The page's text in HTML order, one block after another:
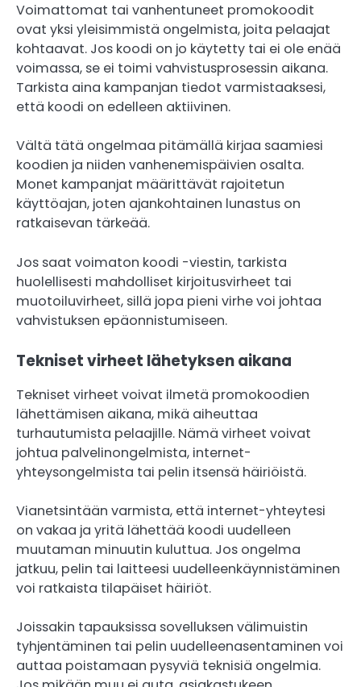
Voimattomat tai vanhentuneet promokoodit
ovat yksi yleisimmistä ongelmista, joita pelaajat
kohtaavat. Jos koodi on jo käytetty tai ei ole enää
voimassa, se ei toimi vahvistusprosessin aikana.
Tarkista aina kampanjan tiedot varmistaaksesi,
että koodi on edelleen aktiivinen.
Vältä tätä ongelmaa pitämällä kirjaa saamiesi
koodien ja niiden vanhenemispäivien osalta.
Monet kampanjat määrittävät rajoitetun
käyttöajan, joten ajankohtainen lunastus on
ratkaisevan tärkeää.
Jos saat voimaton koodi -viestin, tarkista
huolellisesti mahdolliset kirjoitusvirheet tai
muotoiluvirheet, sillä jopa pieni virhe voi johtaa
vahvistuksen epäonnistumiseen.
Tekniset virheet lähetyksen aikana
Tekniset virheet voivat ilmetä promokoodien
lähettämisen aikana, mikä aiheuttaa
turhautumista pelaajille. Nämä virheet voivat
johtua palvelinongelmista, internet-
yhteysongelmista tai pelin itsensä häiriöistä.
Vianetsintään varmista, että internet-yhteytesi
on vakaa ja yritä lähettää koodi uudelleen
muutaman minuutin kuluttua. Jos ongelma
jatkuu, pelin tai laitteesi uudelleenkäynnistäminen
voi ratkaista tilapäiset häiriöt.
Joissakin tapauksissa sovelluksen välimuistin
tyhjentäminen tai pelin uudelleenasentaminen voi
auttaa poistamaan pysyviä teknisiä ongelmia.